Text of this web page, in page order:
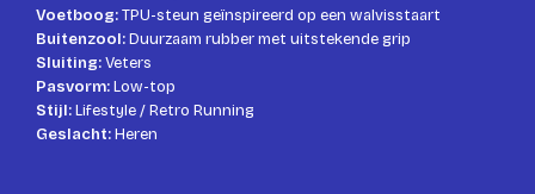
Voetboog:TPU-steun geïnspireerd op een walvisstaart
Buitenzool:Duurzaam rubber met uitstekende grip
Sluiting:Veters
Pasvorm:Low-top
Stijl:Lifestyle / Retro Running
Geslacht:Heren